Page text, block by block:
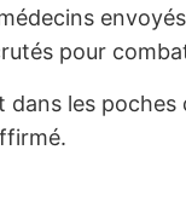
pour
les poches